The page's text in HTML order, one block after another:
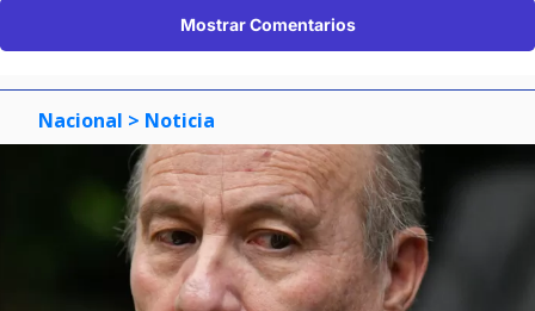
Mostrar Comentarios
Nacional > Noticia